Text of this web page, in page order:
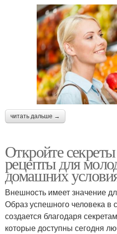
читать дальше →
Откройте
рецепты для
домашних
Внешность имеет значение
Образ успешного человека
создается благодаря
которые доступны сегодня